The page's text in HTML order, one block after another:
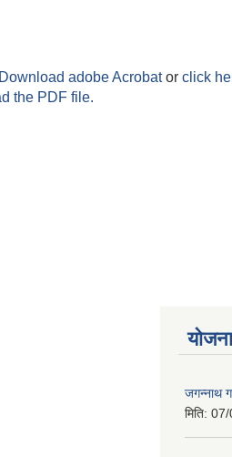
Download adobe Acrobator click
the PDF file.
जगन्नाथ
मिति: 07/